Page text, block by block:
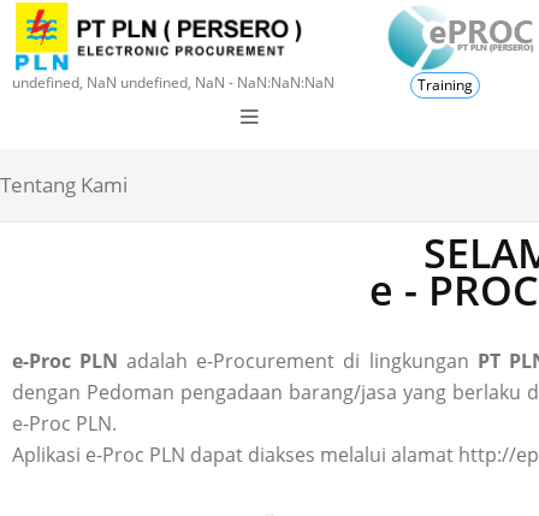
undefined, NaN undefined, NaN - NaN:NaN:NaN Training
Tentang Kami
e -
e-Proc PLN adalah e-Procurement di lingkungan PT
dengan Pedoman pengadaan barang/jasa yang berlaku
e-Proc PLN.
Aplikasi e-Proc PLN dapat diakses melalui alamat http://